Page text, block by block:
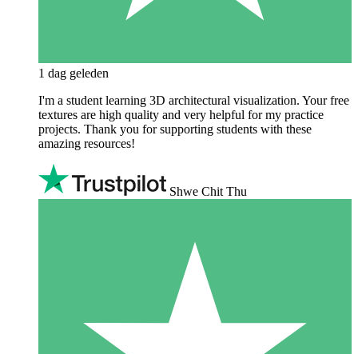
1 dag geleden
I'm a student learning 3D architectural visualization. Your free
textures are high quality and very helpful for my practice
projects. Thank you for supporting students with these
amazing resources!
Shwe Chit Thu